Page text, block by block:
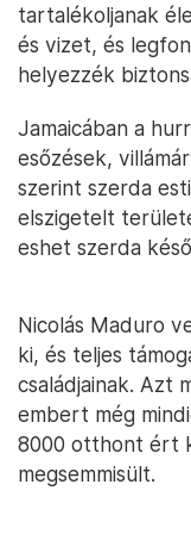
tartalékoljanak
és vizet, és
helyezzék
Jamaicában a
esőzések,
szerint szerda
elszigetelt
eshet szerda
Nicolás Maduro
ki, és teljes
családjainak. Azt
embert még
8000 otthont ért
megsemmisült.